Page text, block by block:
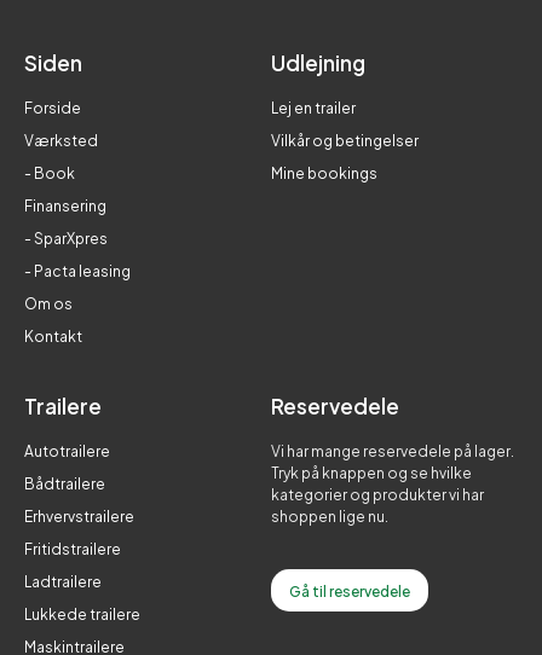
Siden
Forside
Værksted
- Book
Finansering
- SparXpres
- Pacta leasing
Om os
Kontakt
Udlejning
Lej en trailer
Vilkår og betingelser
Mine bookings
Trailere
Autotrailere
Bådtrailere
Erhvervstrailere
Fritidstrailere
Ladtrailere
Lukkede trailere
Maskintrailere
Reservedele
Vi har mange reservedele på lager.
Tryk på knappen og se hvilke
kategorier og produkter vi har
shoppen lige nu.
Gå til reservedele